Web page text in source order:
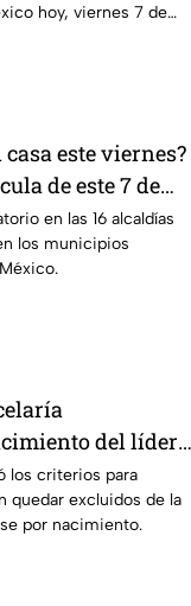
hoy, viernes 7 de
casa este viernes?
de este 7 de
en las 16 alcaldías
los municipios
del líder
los criterios para
quedar excluidos de la
por nacimiento.